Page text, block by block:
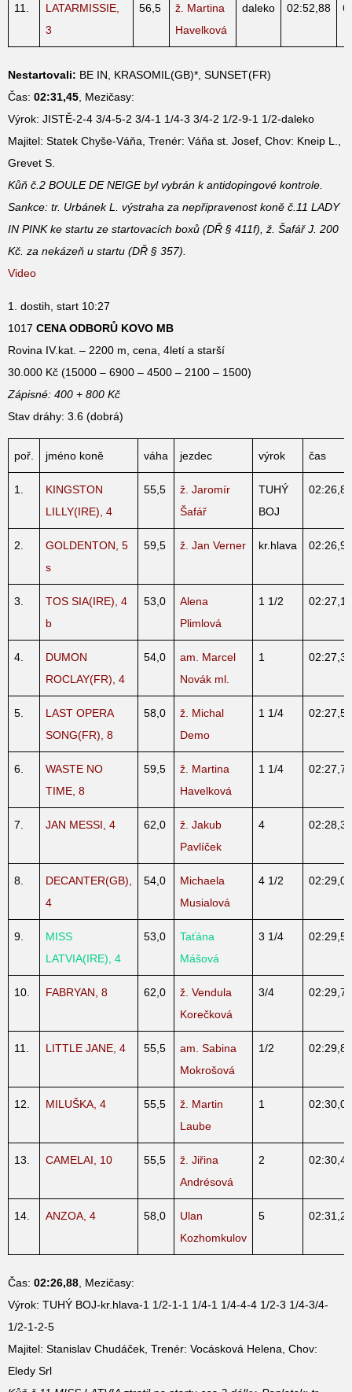
11.
LATARMISSIE,
3
56,5
ž. Martina
Havelková
daleko 02:52,88 6
Nestartovali: BE IN, KRASOMIL(GB)*, SUNSET(FR)
Čas: 02:31,45 , Mezičasy:
Výrok: JISTĚ-2-4 3/4-5-2 3/4-1 1/4-3 3/4-2 1/2-9-1 1/2-daleko
Majitel: Statek Chyše-Váňa, Trenér: Váňa st. Josef, Chov: Kneip L.,
Grevet S.
Kůň č.2 BOULE DE NEIGE byl vybrán k antidopingové kontrole.
Sankce: tr. Urbánek L. výstraha za nepřipravenost koně č.11 LADY
IN PINK ke startu ze startovacích boxů (DŘ § 411f), ž. Šafář J. 200
Kč. za nekázeň u startu (DŘ § 357).
Video
1. dostih, start 10:27
1017 CENA ODBORŮ KOVO MB
Rovina IV.kat. – 2200 m, cena, 4letí a starší
30.000 Kč (15000 – 6900 – 4500 – 2100 – 1500)
Zápisné: 400 + 800 Kč
Stav dráhy: 3.6 (dobrá)
poř. jméno koně váha jezdec výrok čas
1.
KINGSTON
LILLY(IRE), 4
55,5
ž. Jaromír
Šafář
TUHÝ
BOJ
02:26,88
2.
GOLDENTON, 5
s
59,5 ž. Jan Verner kr.hlava 02:26,90
3.
TOS SIA(IRE), 4
b
53,0
Alena
Plimlová
1 1/2 02:27,14
4.
DUMON
ROCLAY(FR), 4
54,0
am. Marcel
Novák ml.
1 02:27,30
5.
LAST OPERA
SONG(FR), 8
58,0
ž. Michal
Demo
1 1/4 02:27,51
6.
WASTE NO
TIME, 8
59,5
ž. Martina
Havelková
1 1/4 02:27,72
7. JAN MESSI, 4 62,0
ž. Jakub
Pavlíček
4 02:28,31
8.
DECANTER(GB),
4
54,0
Michaela
Musialová
4 1/2 02:29,02
9.
MISS
LATVIA(IRE), 4
53,0
Taťána
Mášová
3 1/4 02:29,56
10. FABRYAN, 8 62,0
ž. Vendula
Korečková
3/4 02:29,73
11. LITTLE JANE, 4 55,5
am. Sabina
Mokrošová
1/2 02:29,86
12. MILUŠKA, 4 55,5
ž. Martin
Laube
1 02:30,05
13. CAMELAI, 10 55,5
ž. Jiřina
Andrésová
2 02:30,40
14. ANZOA, 4 58,0
Ulan
Kozhomkulov
5 02:31,29
Čas: 02:26,88 , Mezičasy:
Výrok: TUHÝ BOJ-kr.hlava-1 1/2-1-1 1/4-1 1/4-4-4 1/2-3 1/4-3/4-
1/2-1-2-5
Majitel: Stanislav Chudáček, Trenér: Vocásková Helena, Chov:
Eledy Srl